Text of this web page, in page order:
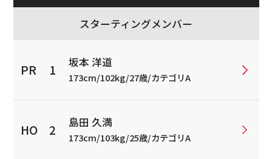
スターティングメンバー
坂本 洋道
173cm/102kg/27歳/カテゴリA
島田 久満
173cm/103kg/25歳/カテゴリA